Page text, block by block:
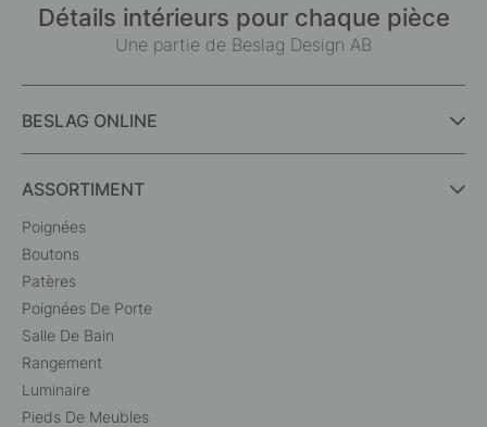
Détails intérieurs pour chaque pièce
Une partie de Beslag Design AB
BESLAG ONLINE
ASSORTIMENT
Poignées
Boutons
Patères
Poignées De Porte
Salle De Bain
Rangement
Luminaire
Pieds De Meubles